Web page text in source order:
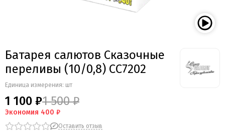
Бомбардир
УПЗ
Веселая Затея
Салют России
Русская петарда
Батарея салютов Сказочные
переливы (10/0,8) СС7202
Единица измерения: шт
1 100 ₽1 500 ₽
Экономия 400 ₽
Оставить отзыв